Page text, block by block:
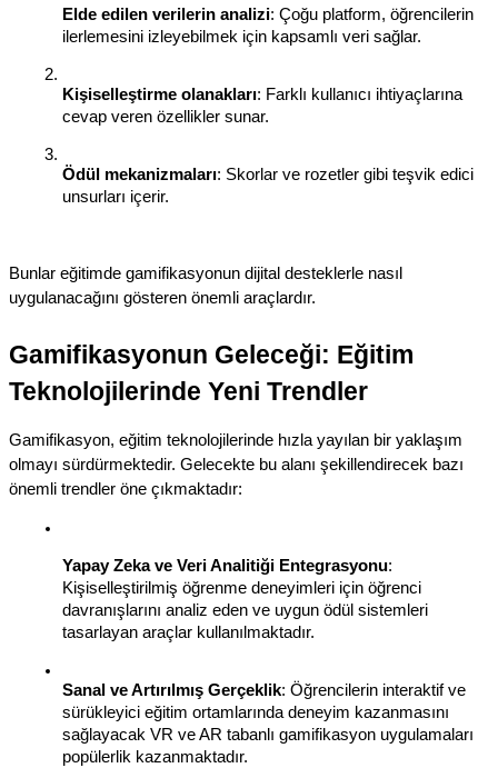
Elde edilen verilerin analizi: Çoğu platform, öğrencilerin
ilerlemesini izleyebilmek için kapsamlı veri sağlar.
Kişiselleştirme olanakları: Farklı kullanıcı ihtiyaçlarına
cevap veren özellikler sunar.
Ödül mekanizmaları: Skorlar ve rozetler gibi teşvik edici
unsurları içerir.
Bunlar eğitimde gamifikasyonun dijital desteklerle nasıl
uygulanacağını gösteren önemli araçlardır.
Gamifikasyonun Geleceği: Eğitim
Teknolojilerinde Yeni Trendler
Gamifikasyon, eğitim teknolojilerinde hızla yayılan bir yaklaşım
olmayı sürdürmektedir. Gelecekte bu alanı şekillendirecek bazı
önemli trendler öne çıkmaktadır:
Yapay Zeka ve Veri Analitiği Entegrasyonu:
Kişiselleştirilmiş öğrenme deneyimleri için öğrenci
davranışlarını analiz eden ve uygun ödül sistemleri
tasarlayan araçlar kullanılmaktadır.
Sanal ve Artırılmış Gerçeklik: Öğrencilerin interaktif ve
sürükleyici eğitim ortamlarında deneyim kazanmasını
sağlayacak VR ve AR tabanlı gamifikasyon uygulamaları
popülerlik kazanmaktadır.